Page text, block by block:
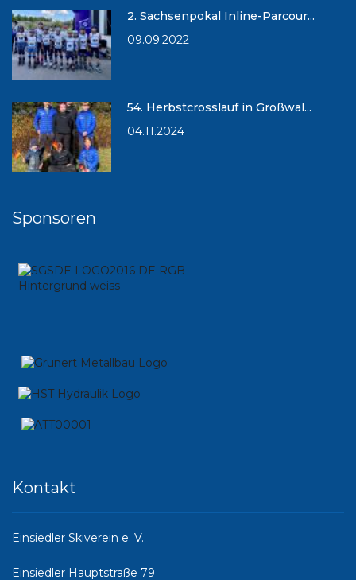
2. Sachsenpokal Inline-Parcour...
09.09.2022
54. Herbstcrosslauf in Großwal...
04.11.2024
Sponsoren
Kontakt
Einsiedler Skiverein e. V.
Einsiedler Hauptstraße 79